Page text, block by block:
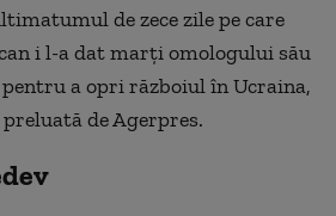
de zece zile pe care
i l-a dat marţi omologului său
a opri războiul în Ucraina,
de Agerpres.